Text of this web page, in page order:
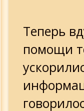
Теперь
помощи